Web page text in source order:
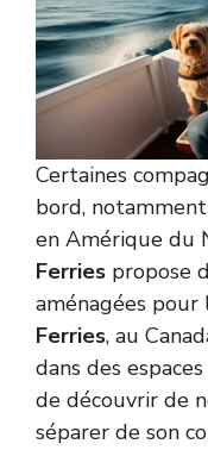
Certaines
bord,
en Amérique du
Ferries propose
aménagées pour
Ferries, au
dans des
de découvrir de
séparer de son